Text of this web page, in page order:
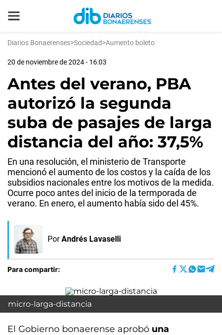
Diarios Bonaerenses>Sociedad>Aumento boleto
20 de noviembre de 2024 - 16:03
Antes del verano, PBA
autorizó la segunda
suba de pasajes de larga
distancia del año: 37,5%
En una resolución, el ministerio de Transporte
mencionó el aumento de los costos y la caída de los
subsidios nacionales entre los motivos de la medida.
Ocurre poco antes del inicio de la termporada de
verano. En enero, el aumento había sido del 45%.
Por Andrés Lavaselli
Para compartir:
micro-larga-distancia
El Gobierno bonaerense aprobó una